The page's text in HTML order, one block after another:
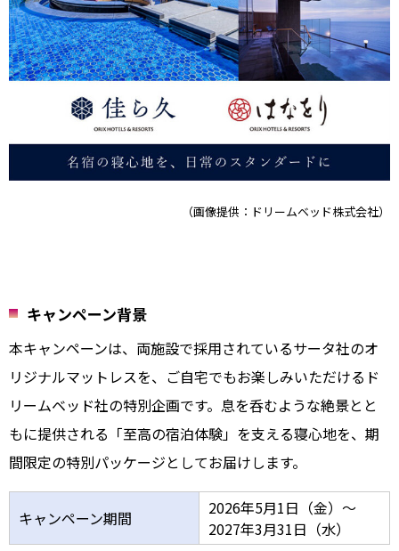
（画像提供：ドリームベッド株式会社）
キャンペーン背景
本キャンペーンは、両施設で採用されているサータ社のオ
リジナルマットレスを、ご自宅でもお楽しみいただけるド
リームベッド社の特別企画です。息を呑むような絶景とと
もに提供される「至高の宿泊体験」を支える寝心地を、期
間限定の特別パッケージとしてお届けします。
キャンペーン期間
2026年5月1日（金）～
2027年3月31日（水）